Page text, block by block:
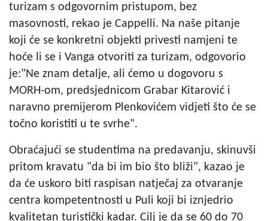
turizam s odgovornim pristupom, bez
masovnosti, rekao je Cappelli. Na naše pitanje
koji će se konkretni objekti privesti namjeni te
hoće li se i Vanga otvoriti za turizam, odgovorio
je:"Ne znam detalje, ali ćemo u dogovoru s
MORH-om, predsjednicom Grabar Kitarović i
naravno premijerom Plenkovićem vidjeti što će se
točno koristiti u te svrhe".
Obraćajući se studentima na predavanju, skinuvši
pritom kravatu "da bi im bio što bliži", kazao je
da će uskoro biti raspisan natječaj za otvaranje
centra kompetentnosti u Puli koji bi iznjedrio
kvalitetan turistički kadar. Cilj je da se 60 do 70